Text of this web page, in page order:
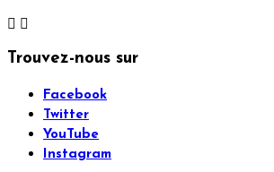
 
Trouvez-nous sur
Facebook
Twitter
YouTube
Instagram